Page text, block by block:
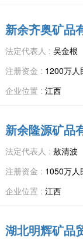
新余齐奥矿品
法定代表人 : 吴金根
注册资金 : 1200万人
企业位置 : 江西
新余隆源矿品
法定代表人 : 敖清波
注册资金 : 1050万人
企业位置 : 江西
湖北明辉矿品